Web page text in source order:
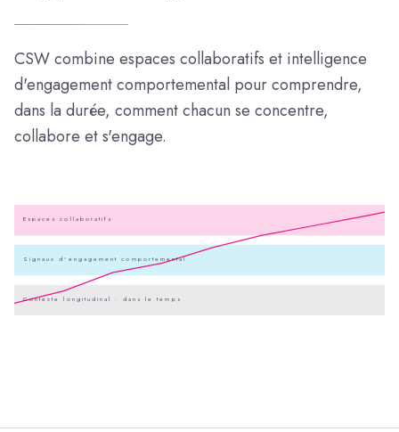
CSW combine espaces collaboratifs et intelligence
d'engagement comportemental pour comprendre,
dans la durée, comment chacun se concentre,
collabore et s'engage.
Espaces collaboratifs
Signaux d'engagement comportemental
Contexte longitudinal · dans le temps